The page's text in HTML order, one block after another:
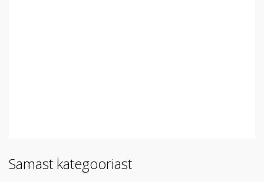
Samast kategooriast